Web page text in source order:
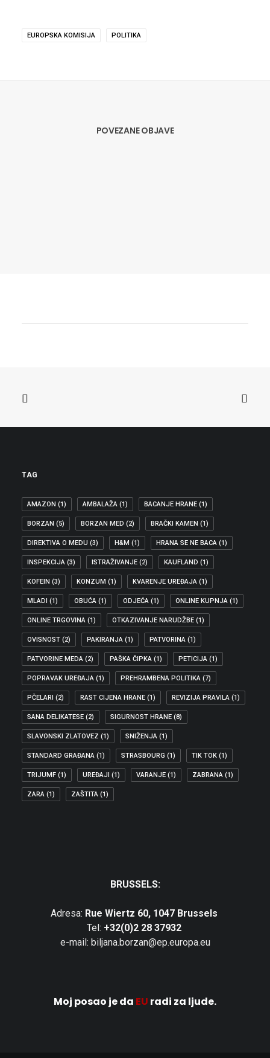
EUROPSKA KOMISIJA POLITIKA
POVEZANE OBJAVE
TAG
AMAZON (1) AMBALAŽA (1) BACANJE HRANE (1)
BORZAN (5) BORZAN MED (2) BRAČKI KAMEN (1)
DIREKTIVA O MEDU (3) H&M (1) HRANA SE NE BACA (1)
INSPEKCIJA (3) ISTRAŽIVANJE (2) KAUFLAND (1)
KOFEIN (3) KONZUM (1) KVARENJE UREĐAJA (1)
MLADI (1) OBUĆA (1) ODJEĆA (1) ONLINE KUPNJA (1)
ONLINE TRGOVINA (1) OTKAZIVANJE NARUDŽBE (1)
OVISNOST (2) PAKIRANJA (1) PATVORINA (1)
PATVORINE MEDA (2) PAŠKA ČIPKA (1) PETICIJA (1)
POPRAVAK UREĐAJA (1) PREHRAMBENA POLITIKA (7)
PČELARI (2) RAST CIJENA HRANE (1) REVIZIJA PRAVILA (1)
SANA DELIKATESE (2) SIGURNOST HRANE (8)
SLAVONSKI ZLATOVEZ (1) SNIŽENJA (1)
STANDARD GRAĐANA (1) STRASBOURG (1) TIK TOK (1)
TRIJUMF (1) UREĐAJI (1) VARANJE (1) ZABRANA (1)
ZARA (1) ZAŠTITA (1)
BRUSSELS:
Adresa: Rue Wiertz 60, 1047 Brussels
Tel: +32(0)2 28 37932
e-mail: biljana.borzan@ep.europa.eu
Moj posao je da EU radi za ljude.